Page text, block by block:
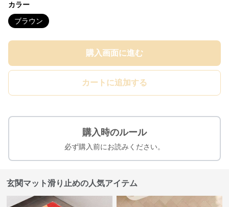
カラー
ブラウン
購入画面に進む
カートに追加する
購入時のルール
必ず購入前にお読みください。
玄関マット滑り止めの人気アイテム